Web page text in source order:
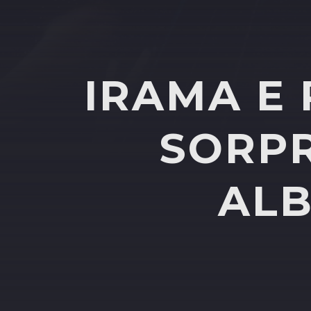
IRAMA E